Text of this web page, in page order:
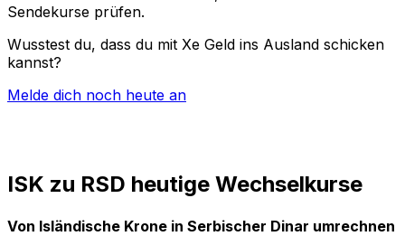
Sendekurse prüfen.
Wusstest du, dass du mit Xe Geld ins Ausland schicken
kannst?
Melde dich noch heute an
ISK zu RSD heutige Wechselkurse
Von Isländische Krone in Serbischer Dinar umrechnen